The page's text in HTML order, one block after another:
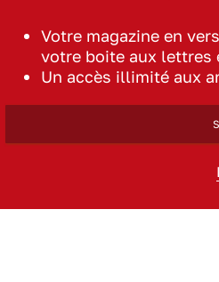
Votre magazine en
votre boite aux lettres
Un accès illimité aux